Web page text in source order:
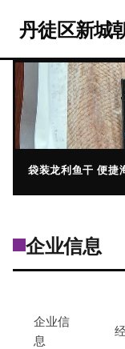
丹徒区新城
袋装龙利鱼干 便捷
企业信息
企业信
息